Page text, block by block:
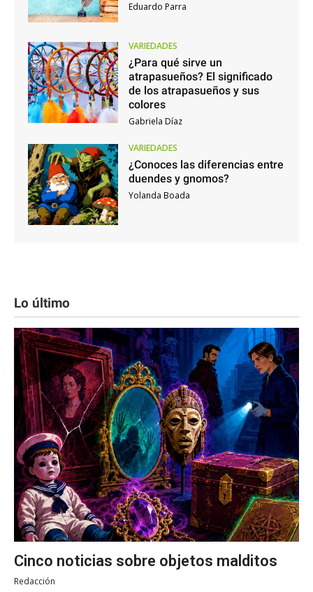
Eduardo Parra
VARIEDADES
¿Para qué sirve un
atrapasueños? El significado
de los atrapasueños y sus
colores
Gabriela Díaz
VARIEDADES
¿Conoces las diferencias entre
duendes y gnomos?
Yolanda Boada
Lo último
Cinco noticias sobre objetos malditos
Redacción